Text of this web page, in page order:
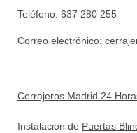
Teléfono: 637 280 255
Correo electrónico:
Cerrajeros Madrid 24
Instalacion de Puertas